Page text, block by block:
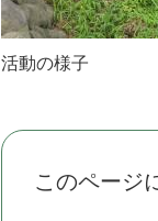
活動の様子
このページ